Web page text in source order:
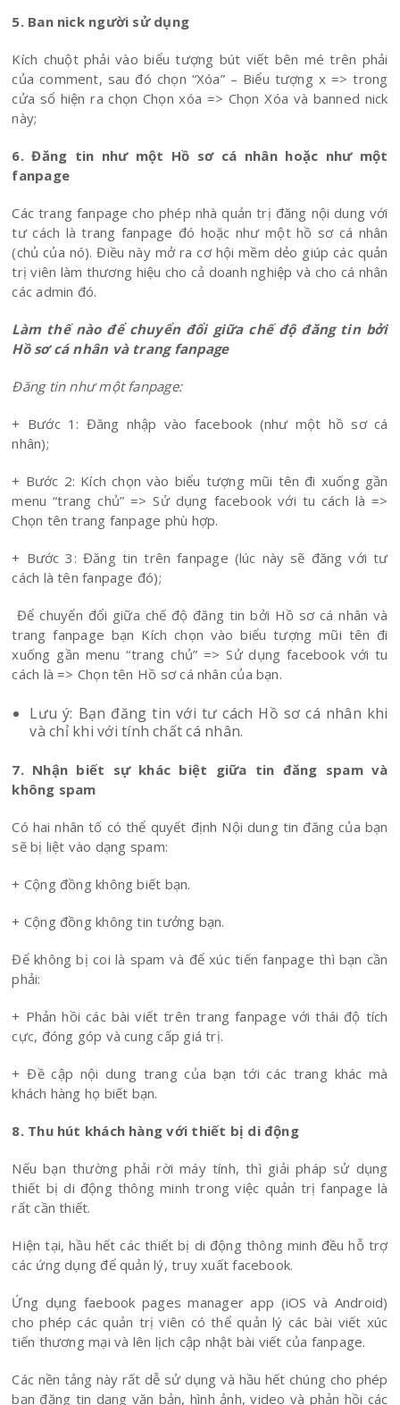
5. Ban nick người sử dụng
Kích chuột phải vào biểu tượng bút viết bên mé trên phải
của comment, sau đó chọn “Xóa” – Biểu tượng x => trong
cửa sổ hiện ra chọn Chọn xóa => Chọn Xóa và banned nick
này;
6. Đăng tin như một Hồ sơ cá nhân hoặc như một
fanpage
Các trang fanpage cho phép nhà quản trị đăng nội dung với
tư cách là trang fanpage đó hoặc như một hồ sơ cá nhân
(chủ của nó). Điều này mở ra cơ hội mềm dẻo giúp các quản
trị viên làm thương hiệu cho cả doanh nghiệp và cho cá nhân
các admin đó.
Làm thế nào để chuyển đổi giữa chế độ đăng tin bởi
Hồ sơ cá nhân và trang fanpage
Đăng tin như một fanpage:
+ Bước 1: Đăng nhập vào facebook (như một hồ sơ cá
nhân);
+ Bước 2: Kích chọn vào biểu tượng mũi tên đi xuống gần
menu “trang chủ” => Sử dụng facebook với tu cách là =>
Chọn tên trang fanpage phù hợp.
+ Bước 3: Đăng tin trên fanpage (lúc này sẽ đăng với tư
cách là tên fanpage đó);
Để chuyển đổi giữa chế độ đăng tin bởi Hồ sơ cá nhân và
trang fanpage bạn Kích chọn vào biểu tượng mũi tên đi
xuống gần menu “trang chủ” => Sử dụng facebook với tu
cách là => Chọn tên Hồ sơ cá nhân của bạn.
Lưu ý: Bạn đăng tin với tư cách Hồ sơ cá nhân khi
và chỉ khi với tính chất cá nhân.
7. Nhận biết sự khác biệt giữa tin đăng spam và
không spam
Có hai nhân tố có thể quyết định Nội dung tin đăng của bạn
sẽ bị liệt vào dạng spam:
+ Cộng đồng không biết bạn.
+ Cộng đồng không tin tưởng bạn.
Để không bị coi là spam và để xúc tiến fanpage thì bạn cần
phải:
+ Phản hồi các bài viết trên trang fanpage với thái độ tích
cực, đóng góp và cung cấp giá trị.
+ Đề cập nội dung trang của bạn tới các trang khác mà
khách hàng họ biết bạn.
8. Thu hút khách hàng với thiết bị di động
Nếu bạn thường phải rời máy tính, thì giải pháp sử dụng
thiết bị di động thông minh trong việc quản trị fanpage là
rất cần thiết.
Hiện tại, hầu hết các thiết bị di động thông minh đều hỗ trợ
các ứng dụng để quản lý, truy xuất facebook.
Ứng dụng faebook pages manager app (iOS và Android)
cho phép các quản trị viên có thể quản lý các bài viết xúc
tiến thương mại và lên lịch cập nhật bài viết của fanpage.
Các nền tảng này rất dễ sử dụng và hầu hết chúng cho phép
bạn đăng tin dạng văn bản, hình ảnh, video và phản hồi các